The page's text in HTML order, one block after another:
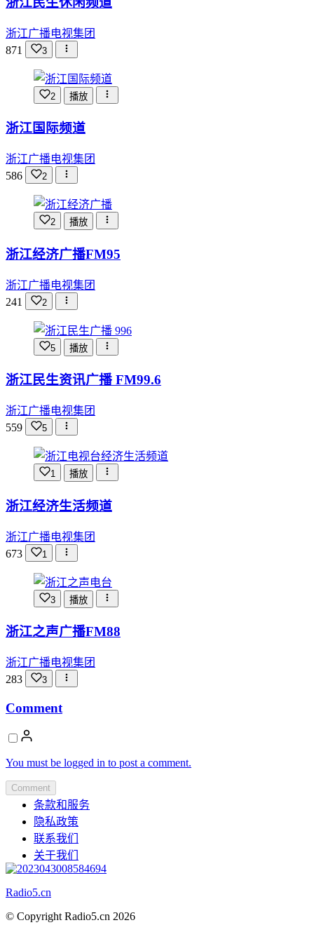
浙江广播电视集团
871
3
2 播放
浙江国际频道
浙江广播电视集团
586
2
2 播放
浙江经济广播FM95
浙江广播电视集团
241
2
5 播放
浙江民生资讯广播 FM99.6
浙江广播电视集团
559
5
1 播放
浙江经济生活频道
浙江广播电视集团
673
1
3 播放
浙江之声广播FM88
浙江广播电视集团
283
3
Comment
You must be logged in to post a comment.
Comment
条款和服务
隐私政策
联系我们
关于我们
Radio5.cn
© Copyright Radio5.cn 2026